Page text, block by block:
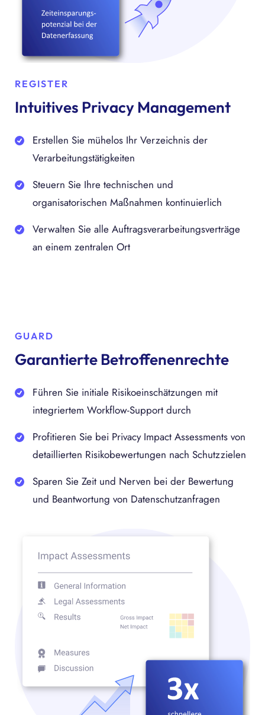
REGISTER
Intuitives Privacy Management
Erstellen Sie mühelos Ihr Verzeichnis der
Verarbeitungstätigkeiten
Steuern Sie Ihre technischen und
organisatorischen Maßnahmen kontinuierlich
Verwalten Sie alle Auftragsverarbeitungsverträge
an einem zentralen Ort
GUARD
Garantierte Betroffenenrechte
Führen Sie initiale Risikoeinschätzungen mit
integriertem Workflow-Support durch
Profitieren Sie bei Privacy Impact Assessments von
detaillierten Risikobewertungen nach Schutzzielen
Sparen Sie Zeit und Nerven bei der Bewertung
und Beantwortung von Datenschutzanfragen